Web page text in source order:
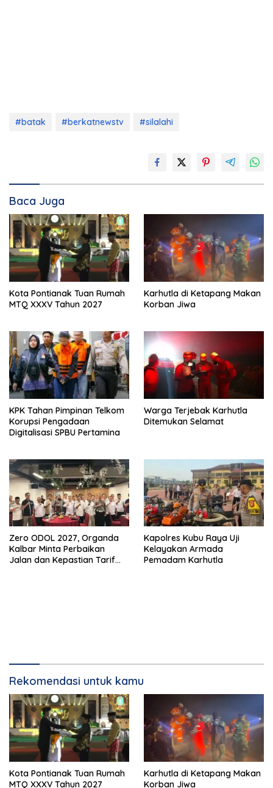
#batak #berkatnewstv #silalahi
Baca Juga
Kota Pontianak Tuan Rumah
MTQ XXXV Tahun 2027
Karhutla di Ketapang Makan
Korban Jiwa
KPK Tahan Pimpinan Telkom
Korupsi Pengadaan
Digitalisasi SPBU Pertamina
Warga Terjebak Karhutla
Ditemukan Selamat
Zero ODOL 2027, Organda
Kalbar Minta Perbaikan
Jalan dan Kepastian Tarif
Kapolres Kubu Raya Uji
Kelayakan Armada
Pemadam Karhutla
Rekomendasi untuk kamu
Kota Pontianak Tuan Rumah
MTQ XXXV Tahun 2027
Karhutla di Ketapang Makan
Korban Jiwa